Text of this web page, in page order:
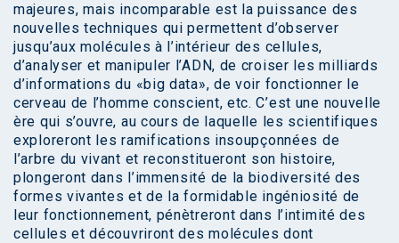
majeures, mais incomparable est la puissance des
nouvelles techniques qui permettent d’observer
jusqu’aux molécules à l’intérieur des cellules,
d’analyser et manipuler l’ADN, de croiser les milliards
d’informations du «big data», de voir fonctionner le
cerveau de l’homme conscient, etc. C’est une nouvelle
ère qui s’ouvre, au cours de laquelle les scientifiques
exploreront les ramifications insoupçonnées de
l’arbre du vivant et reconstitueront son histoire,
plongeront dans l’immensité de la biodiversité des
formes vivantes et de la formidable ingéniosité de
leur fonctionnement, pénètreront dans l’intimité des
cellules et découvriront des molécules dont